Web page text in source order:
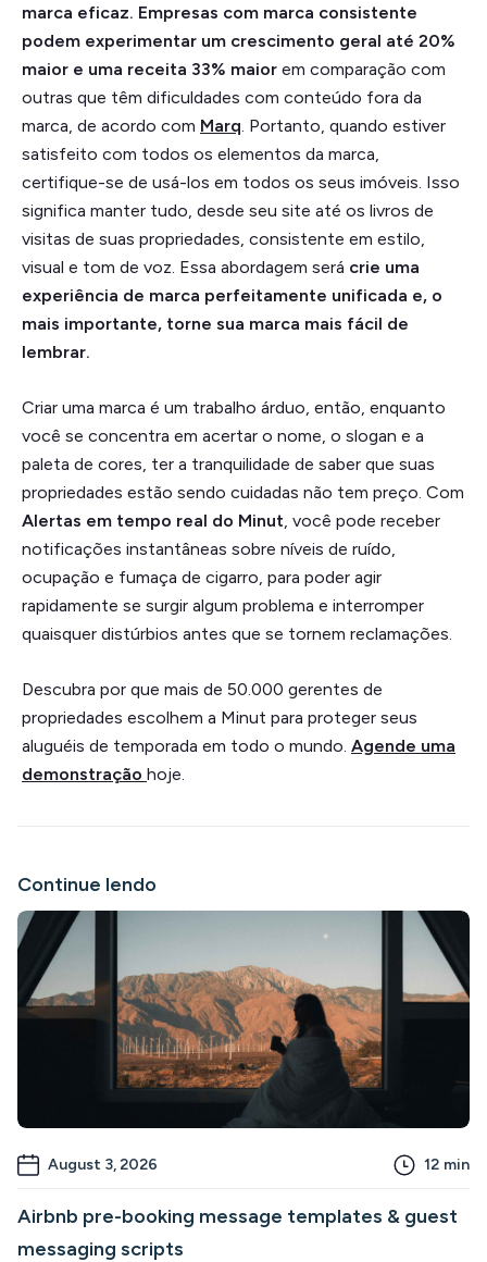
marca eficaz. Empresas com marca consistente
podem experimentar um crescimento geral até 20%
maior e uma receita 33% maior em comparação com
outras que têm dificuldades com conteúdo fora da
marca, de acordo com Marq. Portanto, quando estiver
satisfeito com todos os elementos da marca,
certifique-se de usá-los em todos os seus imóveis. Isso
significa manter tudo, desde seu site até os livros de
visitas de suas propriedades, consistente em estilo,
visual e tom de voz. Essa abordagem será crie uma
experiência de marca perfeitamente unificada e, o
mais importante, torne sua marca mais fácil de
lembrar.
Criar uma marca é um trabalho árduo, então, enquanto
você se concentra em acertar o nome, o slogan e a
paleta de cores, ter a tranquilidade de saber que suas
propriedades estão sendo cuidadas não tem preço. Com
Alertas em tempo real do Minut, você pode receber
notificações instantâneas sobre níveis de ruído,
ocupação e fumaça de cigarro, para poder agir
rapidamente se surgir algum problema e interromper
quaisquer distúrbios antes que se tornem reclamações.
Descubra por que mais de 50.000 gerentes de
propriedades escolhem a Minut para proteger seus
aluguéis de temporada em todo o mundo. Agende uma
demonstração hoje.
Continue lendo
August 3, 2026 12 min
Airbnb pre-booking message templates & guest
messaging scripts